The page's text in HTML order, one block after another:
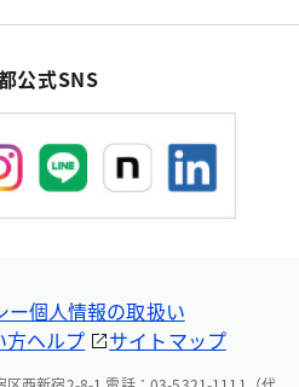
公式SNS
ー個人情報の取扱い
方ヘルプ サイトマップ